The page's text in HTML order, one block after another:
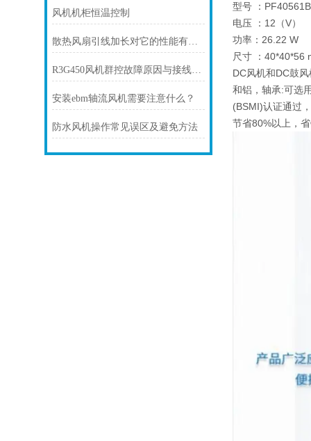
风机机柜恒温控制
散热风扇引线加长对它的性能有影响吗
R3G450风机群控故障原因与接线避坑指南
安装ebm轴流风机需要注意什么？
防水风机操作常见误区及避免方法
型号 ：
电压 ：12（V）
功率：26.22 W
尺寸 ：40*40*56
DC风机和DC鼓
和铝，轴承:可选
(BSMI)认证通过
节省80%以上，